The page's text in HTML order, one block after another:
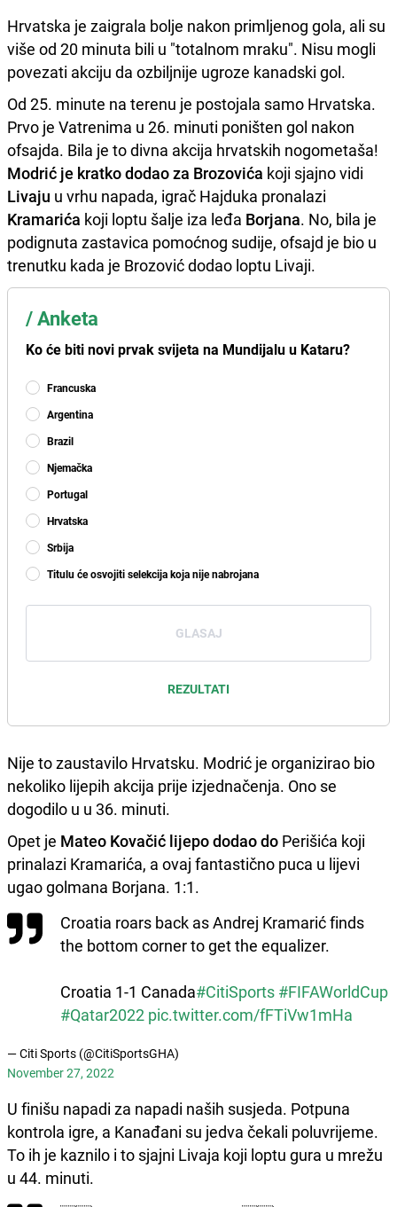
Hrvatska je zaigrala bolje nakon primljenog gola, ali su
više od 20 minuta bili u "totalnom mraku". Nisu mogli
povezati akciju da ozbiljnije ugroze kanadski gol.
Od 25. minute na terenu je postojala samo Hrvatska.
Prvo je Vatrenima u 26. minuti poništen gol nakon
ofsajda. Bila je to divna akcija hrvatskih nogometaša!
Modrić je kratko dodao za Brozovića koji sjajno vidi
Livaju u vrhu napada, igrač Hajduka pronalazi
Kramarića koji loptu šalje iza leđa Borjana. No, bila je
podignuta zastavica pomoćnog sudije, ofsajd je bio u
trenutku kada je Brozović dodao loptu Livaji.
/Anketa
Ko će biti novi prvak svijeta na Mundijalu u Kataru?
Francuska
Argentina
Brazil
Njemačka
Portugal
Hrvatska
Srbija
Titulu će osvojiti selekcija koja nije nabrojana
GLASAJ
REZULTATI
Nije to zaustavilo Hrvatsku. Modrić je organizirao bio
nekoliko lijepih akcija prije izjednačenja. Ono se
dogodilo u u 36. minuti.
Opet je Mateo Kovačić lijepo dodao do Perišića koji
prinalazi Kramarića, a ovaj fantastično puca u lijevi
ugao golmana Borjana. 1:1.
Croatia roars back as Andrej Kramarić finds
the bottom corner to get the equalizer.
Croatia 1-1 Canada#CitiSports #FIFAWorldCup
#Qatar2022 pic.twitter.com/fFTiVw1mHa
— Citi Sports (@CitiSportsGHA)
November 27, 2022
U finišu napadi za napadi naših susjeda. Potpuna
kontrola igre, a Kanađani su jedva čekali poluvrijeme.
To ih je kaznilo i to sjajni Livaja koji loptu gura u mrežu
u 44. minuti.